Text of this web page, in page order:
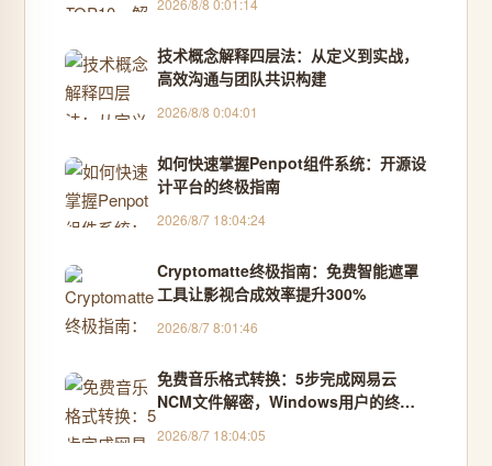
2026/8/8 0:01:14
技术概念解释四层法：从定义到实战，
高效沟通与团队共识构建
2026/8/8 0:04:01
如何快速掌握Penpot组件系统：开源设
计平台的终极指南
2026/8/7 18:04:24
Cryptomatte终极指南：免费智能遮罩
工具让影视合成效率提升300%
2026/8/7 8:01:46
免费音乐格式转换：5步完成网易云
NCM文件解密，Windows用户的终极
2026/8/7 18:04:05